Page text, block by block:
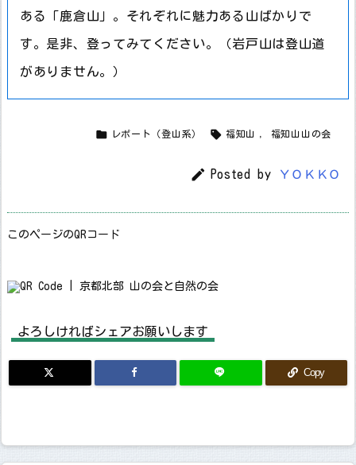
ある「鹿倉山」。それぞれに魅力ある山ばかりで
す。是非、登ってみてください。（岩戸山は登山道
がありません。）
 レポート（登山系）  福知山 , 福知山山の会
 Posted by ＹＯＫＫＯ
このページのQRコード
よろしければシェアお願いします
Copy